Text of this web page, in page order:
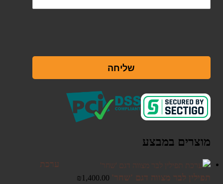
שליחה
מוצרים במבצע
ערכת
תפילין לבר מצווה דגם 'שחר'
₪1,400.00